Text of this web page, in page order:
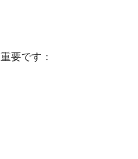
要です：